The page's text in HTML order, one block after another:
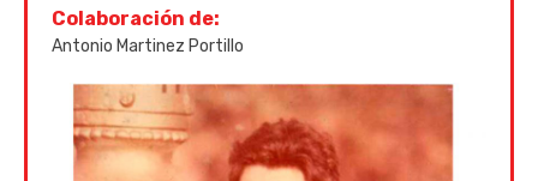
Colaboración de:
Antonio Martinez Portillo